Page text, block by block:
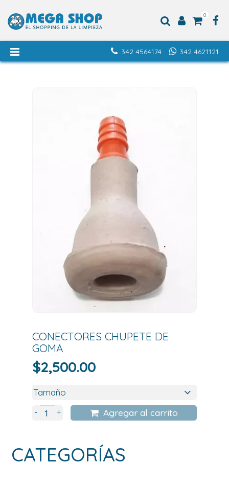
0
342 4621121
342 4564174
CONECTORES CHUPETE DE
GOMA
$2,500.00
- + Agregar al carrito
CATEGORÍAS